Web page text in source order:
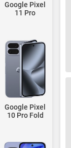
Google Pixel
11 Pro
Google Pixel
10 Pro Fold